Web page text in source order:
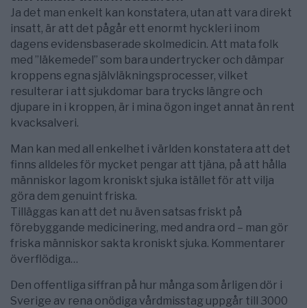
Ja det man enkelt kan konstatera, utan att vara direkt
insatt, är att det pågår ett enormt hyckleri inom
dagens evidensbaserade skolmedicin. Att mata folk
med ”läkemedel” som bara undertrycker och dämpar
kroppens egna självläkningsprocesser, vilket
resulterar i att sjukdomar bara trycks längre och
djupare in i kroppen, är i mina ögon inget annat än rent
kvacksalveri.
Man kan med all enkelhet i världen konstatera att det
finns alldeles för mycket pengar att tjäna, på att hålla
människor lagom kroniskt sjuka istället för att vilja
göra dem genuint friska.
Tilläggas kan att det nu även satsas friskt på
förebyggande medicinering, med andra ord – man gör
friska människor sakta kroniskt sjuka. Kommentarer
överflödiga…
Den offentliga siffran på hur många som årligen dör i
Sverige av rena onödiga vårdmisstag uppgår till 3000